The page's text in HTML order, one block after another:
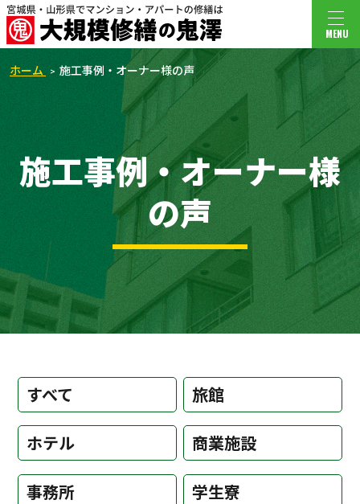
MENU
ホーム 施工事例・オーナー様の声
施工事例・オーナー様
の声
すべて 旅館
ホテル 商業施設
事務所 学生寮